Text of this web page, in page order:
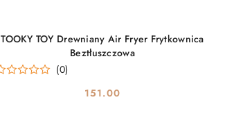
TOOKY TOY Drewniany Air Fryer Frytkownica
Beztłuszczowa
(0)
Cena:
151.00
DO KOSZYKA